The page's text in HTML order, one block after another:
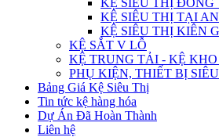
KỆ SIÊU THỊ ĐỒNG
KỆ SIÊU THỊ TẠI
KỆ SIÊU THỊ KIÊN
KỆ SẮT V LỖ
KỆ TRUNG TẢI - KỆ
PHỤ KIỆN, THIẾT BỊ
Bảng Giá Kệ Siêu Thị
Tin tức kệ hàng hóa
Dự Án Đã Hoàn Thành
Liên hệ